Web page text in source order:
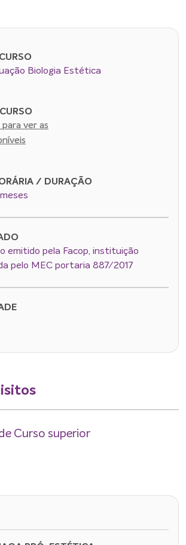
Biologia Estética
ver as
/ DURAÇÃO
emitido pela Facop, instituição
pelo MEC portaria 887/2017
Curso superior